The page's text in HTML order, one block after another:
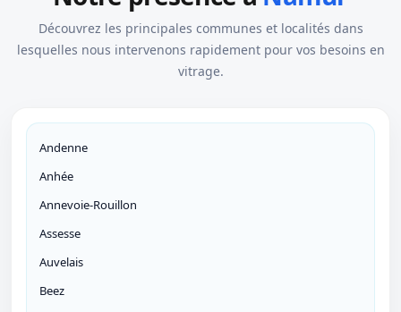
Découvrez les principales communes et localités dans
lesquelles nous intervenons rapidement pour vos besoins en
vitrage.
Andenne
Anhée
Annevoie-Rouillon
Assesse
Auvelais
Beez